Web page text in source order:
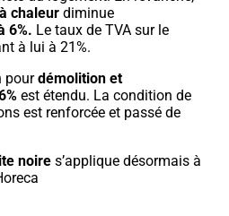
chaleur diminue
6%. Le taux de TVA sur le
à lui à 21%.
pourdémolition et
est étendu. La condition de
est renforcée et passé de
noire s’applique désormais à